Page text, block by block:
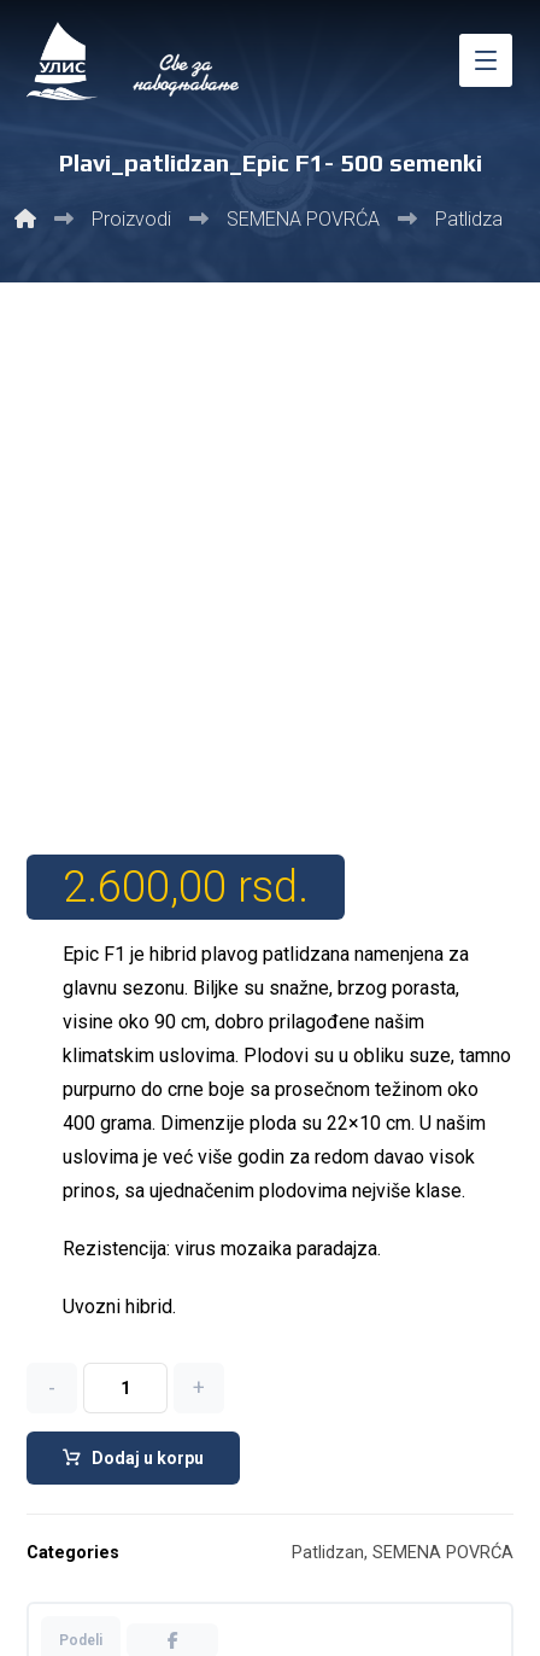
Plavi_patlidzan_Epic F1- 500 semenki
Proizvodi SEMENA POVRĆA Patlidzan
2.600,00 rsd.
Epic F1 je hibrid plavog patlidzana namenjena za
glavnu sezonu. Biljke su snažne, brzog porasta,
visine oko 90 cm, dobro prilagođene našim
klimatskim uslovima. Plodovi su u obliku suze, tamno
purpurno do crne boje sa prosečnom težinom oko
400 grama. Dimenzije ploda su 22×10 cm. U našim
uslovima je već više godin za redom davao visok
prinos, sa ujednačenim plodovima nejviše klase.
Rezistencija: virus mozaika paradajza.
Uvozni hibrid.
- +
Dodaj u korpu
Categories Patlidzan, SEMENA POVRĆA